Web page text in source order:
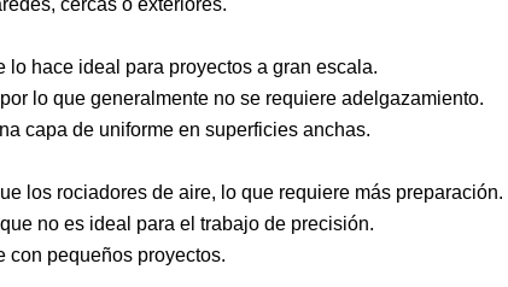
cercas o exteriores.
hace ideal para proyectos a gran escala.
lo que generalmente no se requiere adelgazamiento.
capa de uniforme en superficies anchas.
los rociadores de aire, lo que requiere más preparación.
no es ideal para el trabajo de precisión.
con pequeños proyectos.